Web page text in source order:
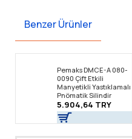
Benzer Ürünler
Pemaks DMCE-A 080-
0090 Çift Etkili
Manyetikli Yastıklamalı
Pnömatik Silindir
5.904,64 TRY